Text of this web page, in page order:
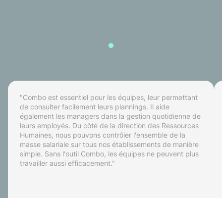
"Combo est essentiel pour les équipes, leur permettant
de consulter facilement leurs plannings. Il aide
également les managers dans la gestion quotidienne de
leurs employés. Du côté de la direction des Ressources
Humaines, nous pouvons contrôler l'ensemble de la
masse salariale sur tous nos établissements de manière
simple. Sans l'outil Combo, les équipes ne peuvent plus
travailler aussi efficacement."